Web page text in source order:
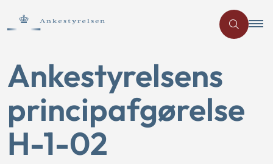
Ankestyrelsens
principafgørelse
H-1-02